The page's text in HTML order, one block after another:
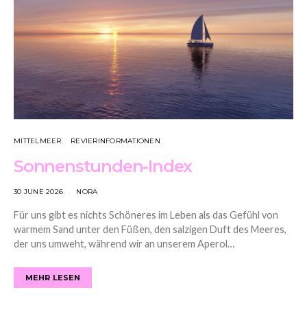
MITTELMEER REVIERINFORMATIONEN
Sonnenstunden-Index
30 JUNE 2026 NORA
Für uns gibt es nichts Schöneres im Leben als das Gefühl von
warmem Sand unter den Füßen, den salzigen Duft des Meeres,
der uns umweht, während wir an unserem Aperol…
MEHR LESEN